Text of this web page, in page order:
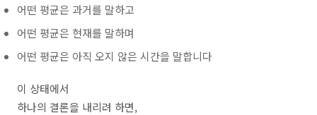
어떤 평균은 과거를 말하고
어떤 평균은 현재를 말하며
어떤 평균은 아직 오지 않은 시간을 말합니다
이 상태에서
하나의 결론을 내리려 하면,